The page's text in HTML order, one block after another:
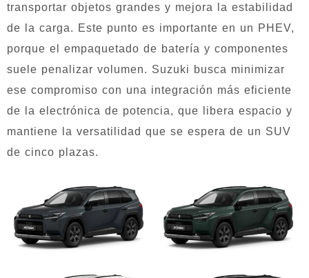
transportar objetos grandes y mejora la estabilidad
de la carga. Este punto es importante en un PHEV,
porque el empaquetado de batería y componentes
suele penalizar volumen. Suzuki busca minimizar
ese compromiso con una integración más eficiente
de la electrónica de potencia, que libera espacio y
mantiene la versatilidad que se espera de un SUV
de cinco plazas.